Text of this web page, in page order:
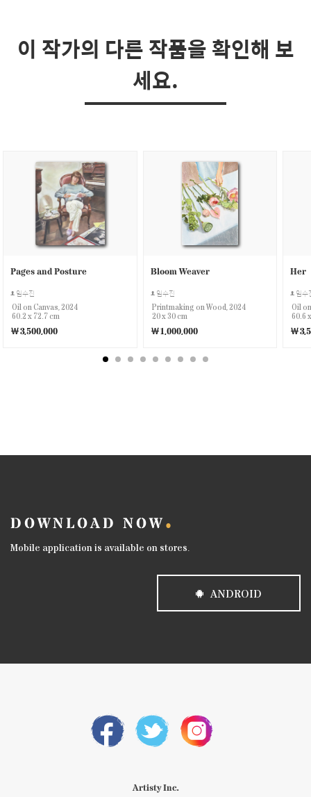
이 작가의 다른 작품을 확인해 보
세요.
Pages and Posture
임수진
Oil on Canvas, 2024
60.2 x 72.7 cm
￦3,500,000
Bloom Weaver
임수진
Printmaking on Wood, 2024
20 x 30 cm
￦1,000,000
Her
임수
Oil
60.6
￦
DOWNLOAD NOW
Mobile application is available on stores.
ANDROID
Artisty Inc.